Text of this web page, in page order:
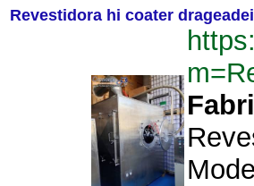
Revestidora hi coater